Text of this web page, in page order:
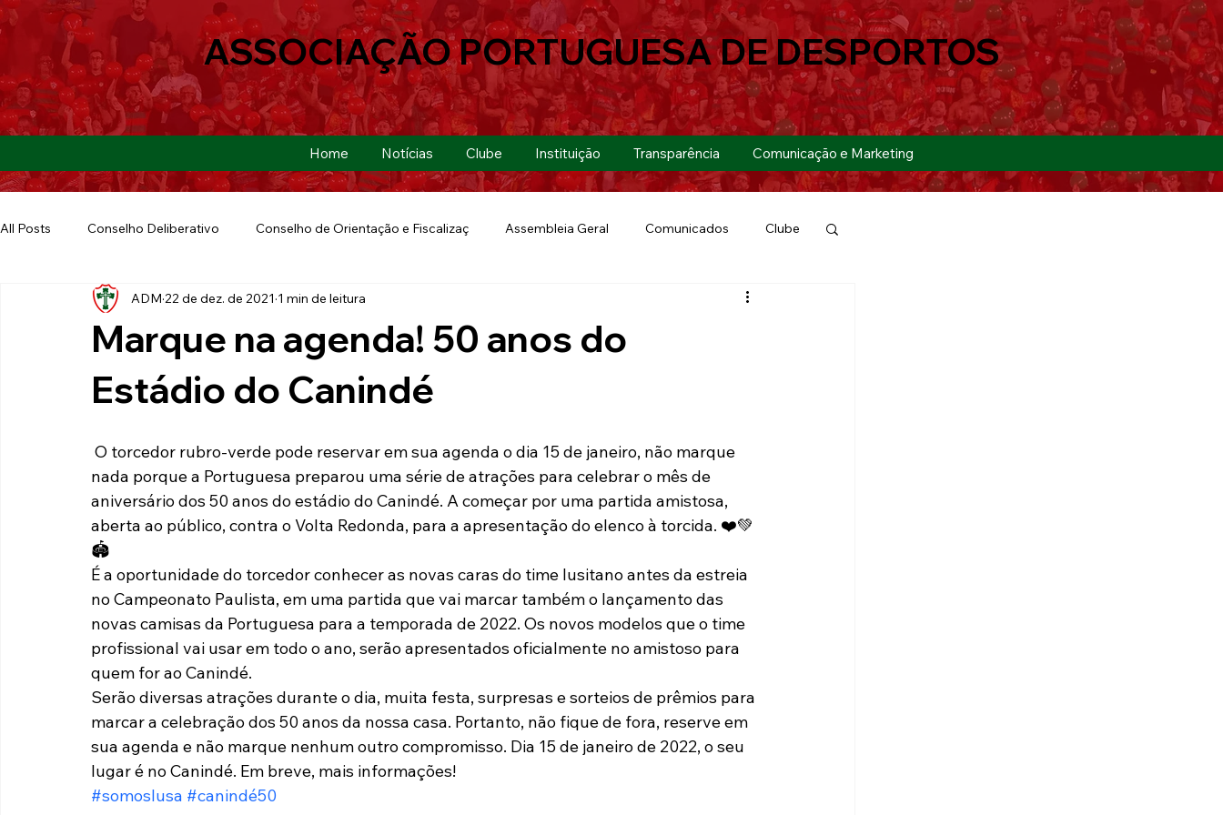
Home Notícias Clube Instituição Transparência Comunicação e Marketing
ASSOCIAÇÃO PORTUGUESA DE DESPORTOS
All Posts Conselho Deliberativo Conselho de Orientação e Fiscalizaç Assembleia Geral Comunicados Clube
Ação Social Futebol Americano Copa São Paulo
Futebol de Base Futebol de Quintal Lusa Run 2019
Paulista A2 2019 Portuguesas pelo Brasil Ouvidoria Modalidades Marketing Sócio-Torcedor
Tabelas Recuperação Judicial
Marque na agenda! 50 anos do
Estádio do Canindé
ADM 22 de dez. de 2021 1 min de leitura
nada porque a Portuguesa preparou uma série de atrações para celebrar o mês de
aniversário dos 50 anos do estádio do Canindé. A começar por uma partida amistosa,
aberta ao público, contra o Volta Redonda, para a apresentação do elenco à torcida. ❤️💚
🏟️
É a oportunidade do torcedor conhecer as novas caras do time lusitano antes da estreia
no Campeonato Paulista, em uma partida que vai marcar também o lançamento das
novas camisas da Portuguesa para a temporada de 2022. Os novos modelos que o time
profissional vai usar em todo o ano, serão apresentados oficialmente no amistoso para
quem for ao Canindé.
Serão diversas atrações durante o dia, muita festa, surpresas e sorteios de prêmios para
marcar a celebração dos 50 anos da nossa casa. Portanto, não fique de fora, reserve em
sua agenda e não marque nenhum outro compromisso. Dia 15 de janeiro de 2022, o seu
lugar é no Canindé. Em breve, mais informações!
#somoslusa #canindé50